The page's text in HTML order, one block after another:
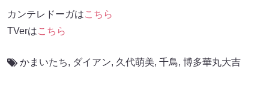
カンテレドーガはこちら
TVerはこちら
かまいたち, ダイアン, 久代萌美, 千鳥, 博多華丸大吉